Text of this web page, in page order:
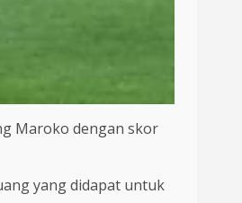
Maroko dengan skor
yang didapat untuk